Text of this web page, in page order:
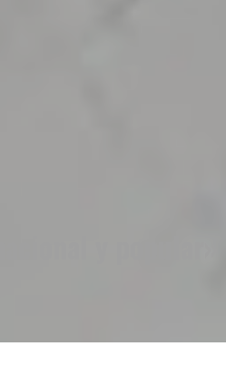
y popular»